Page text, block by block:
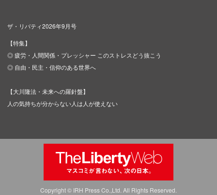
ザ・リバティ2026年9月号
【特集】
◎ 疲労・人間関係・プレッシャー このストレスどう抜こう
◎ 自由・民主・信仰のある世界へ
【大川隆法・未来への羅針盤】
人の気持ちが分からない人は人が使えない
Copyright © IRH Press Co.,Ltd. All Rights Reserved.